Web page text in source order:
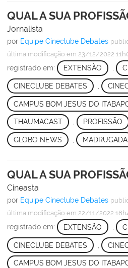
QUAL A SUA
Jornalista
por Equipe Cineclube Debates
última modificação em 23/12/2022
registrado em: EXTENSÃO ,
CINECLUBE DEBATES
CAMPUS BOM JESUS DO
THAUMACAST , PROFISSÃO
GLOBO NEWS MADRUGADA
QUAL A SUA
Cineasta
por Equipe Cineclube Debates
última modificação em 22/11/2022
registrado em: EXTENSÃO
CINECLUBE DEBATES
CAMPUS BOM JESUS DO